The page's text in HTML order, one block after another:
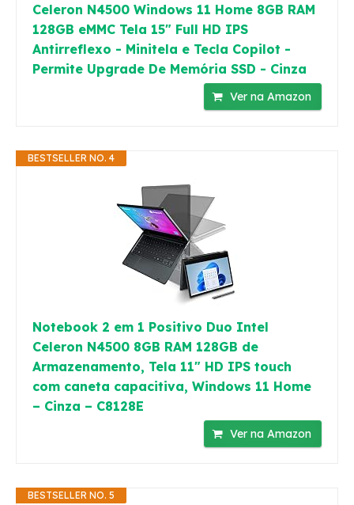
Celeron N4500 Windows 11 Home 8GB RAM
128GB eMMC Tela 15" Full HD IPS
Antirreflexo - Minitela e Tecla Copilot -
Permite Upgrade De Memória SSD - Cinza
Ver na Amazon
BESTSELLER NO. 4
Notebook 2 em 1 Positivo Duo Intel
Celeron N4500 8GB RAM 128GB de
Armazenamento, Tela 11" HD IPS touch
com caneta capacitiva, Windows 11 Home
– Cinza – C8128E
Ver na Amazon
BESTSELLER NO. 5